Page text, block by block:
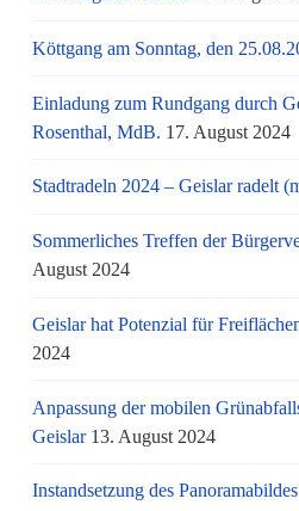
Köttgang am Sonntag, den
Einladung zum Rundgang durch
Rosenthal, MdB. 17. August 2024
Stadtradeln 2024 – Geislar radelt
Sommerliches Treffen der
August 2024
Geislar hat Potenzial für
2024
Anpassung der mobilen
Geislar 13. August 2024
Instandsetzung des